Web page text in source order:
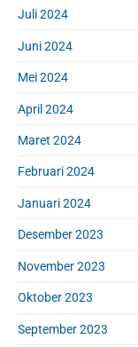
Juli 2024
Juni 2024
Mei 2024
April 2024
Maret 2024
Februari 2024
Januari 2024
Desember 2023
November 2023
Oktober 2023
September 2023